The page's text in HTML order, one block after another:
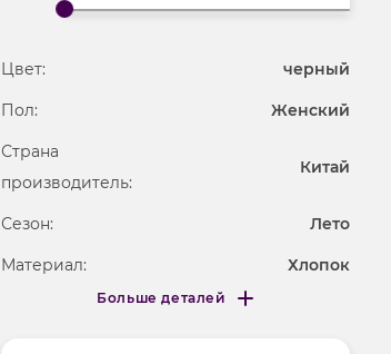
Цвет: черный
Пол: Женский
Страна
производитель:
Китай
Сезон: Лето
Материал:
Хлопок
Больше деталей
Меньше деталей